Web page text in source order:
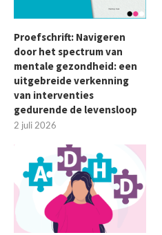
Proefschrift: Navigeren
door het spectrum van
mentale gezondheid: een
uitgebreide verkenning
van interventies
gedurende de levensloop
2 juli 2026